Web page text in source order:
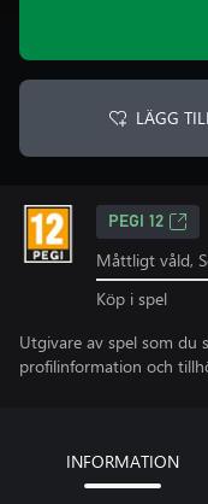
LÄGG
PEGI 12
Måttligt våld,
Köp i spel
Utgivare av spel som du
profilinformation och
INFORMATION